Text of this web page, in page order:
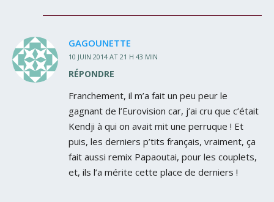
GAGOUNETTE
10 JUIN 2014 AT 21 H 43 MIN
RÉPONDRE
Franchement, il m’a fait un peu peur le
gagnant de l’Eurovision car, j’ai cru que c’était
Kendji à qui on avait mit une perruque ! Et
puis, les derniers p’tits français, vraiment, ça
fait aussi remix Papaoutai, pour les couplets,
et, ils l’a mérite cette place de derniers !